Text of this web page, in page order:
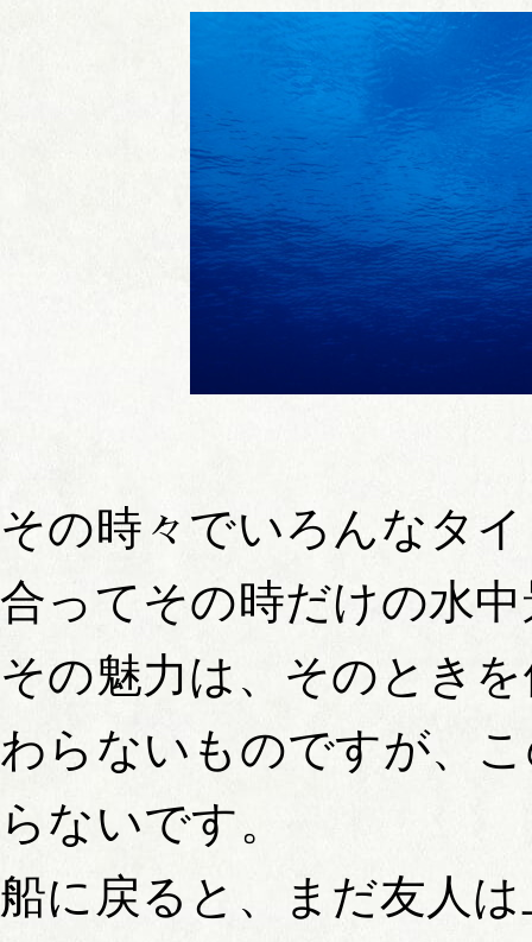
その時々でいろんなタ
合ってその時だけの水
その魅力は、そのとき
わらないものですが、
らないです。
船に戻ると、まだ友人